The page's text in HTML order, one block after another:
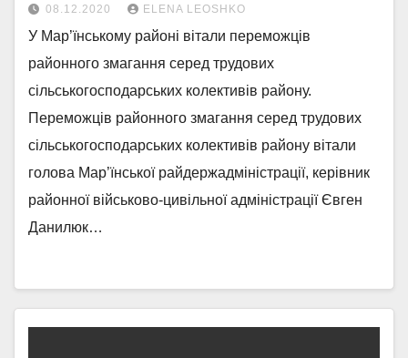
08.12.2020 ELENA LEOSHKO
У Мар’їнському районі вітали переможців
районного змагання серед трудових
сільськогосподарських колективів району.
Переможців районного змагання серед трудових
сільськогосподарських колективів району вітали
голова Мар’їнської райдержадміністрації, керівник
районної військово-цивільної адміністрації Євген
Данилюк…